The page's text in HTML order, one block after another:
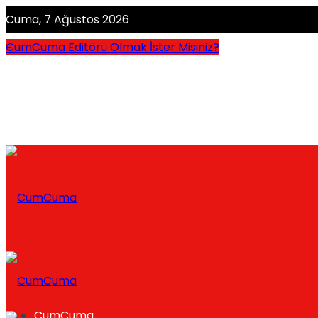
Cuma, 7 Ağustos 2026
CumCuma Editörü Olmak İster Misiniz?